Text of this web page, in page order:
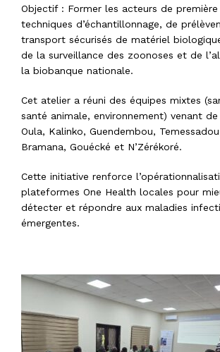
Objectif: Former les acteurs de première
techniques d’échantillonnage, de
transport sécurisés de matériel
de la surveillance des zoonoses et de
la biobanque nationale.
Cet atelier a réuni des équipes mixtes
santé animale, environnement) venant de
Oula, Kalinko, Guendembou,
Bramana, Gouécké et N’Zérékoré.
Cette initiative renforce
plateformes One Health locales pour
détecter et répondre aux maladies
émergentes.